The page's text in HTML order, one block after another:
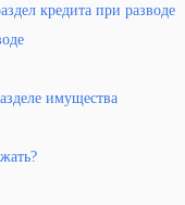
кредита при разводе
имущества